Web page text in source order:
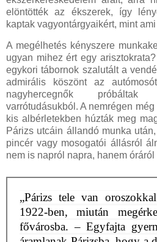
elöntötték az ékszerek, így
kaptak vagyontárgyaikért, mint
A megélhetés kényszere
ugyan mihez ért egy
egykori tábornok szalutált a
admirális köszönt az
nagyhercegnők
varrótudásukból. A nemrégen
kis albérletekben húzták meg
Párizs utcáin állandó munka
pincér vagy mosogatói állásról
nem is napról napra, hanem óráról
„Párizs tele van
1922-ben, miután
fővárosba. – Egyfajta